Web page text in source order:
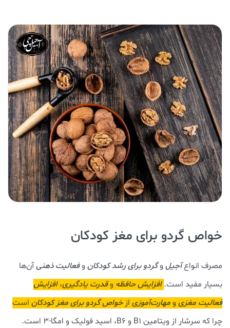
خواص گردو برای مغز کودکان
مصرف انواعآجیل وگردو برای رشد کودکان وفعالیت ذهنیآن‌ها
بسیار مفید است. افزایش حافظه وقدرت یادگیری،افزایش
فعالیت مغزی ومهارت‌آموزی ازخواص گردو برای مغز کودکان است
چرا که سرشار از ویتامین B1 و B6، اسید فولیک و امگا-3 است.